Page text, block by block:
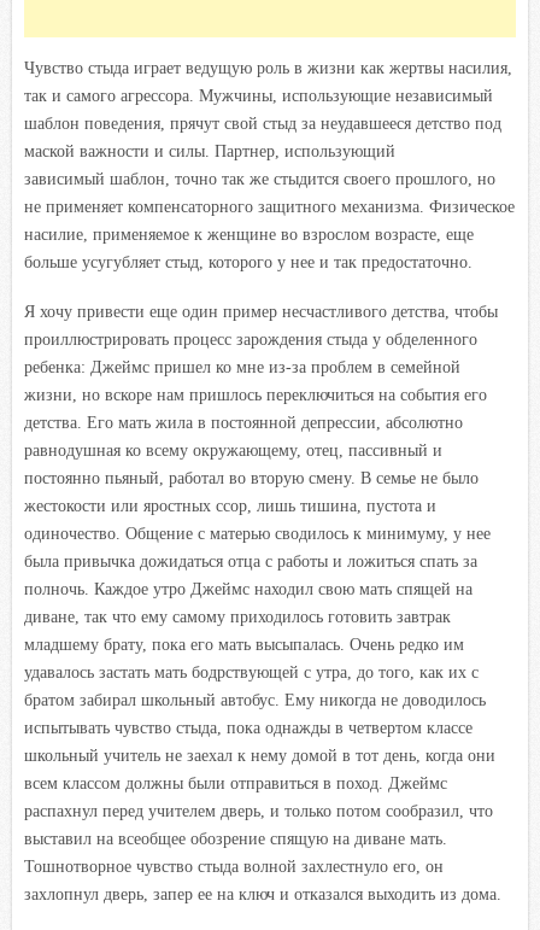
Чувство стыда играет ведущую роль в жизни как жертвы насилия,
так и самого агрессора. Мужчины, использующие независимый
шаблон поведения, прячут свой стыд за неудавшееся детство под
маской важности и силы. Партнер, использующий
зависимый шаблон, точно так же стыдится своего прошлого, но
не применяет компенсаторного защитного механизма. Физическое
насилие, применяемое к женщине во взрослом возрасте, еще
больше усугубляет стыд, которого у нее и так предостаточно.
Я хочу привести еще один пример несчастливого детства, чтобы
проиллюстрировать процесс зарождения стыда у обделенного
ребенка: Джеймс пришел ко мне из-за проблем в семейной
жизни, но вскоре нам пришлось переключиться на события его
детства. Его мать жила в постоянной депрессии, абсолютно
равнодушная ко всему окружающему, отец, пассивный и
постоянно пьяный, работал во вторую смену. В семье не было
жестокости или яростных ссор, лишь тишина, пустота и
одиночество. Общение с матерью сводилось к минимуму, у нее
была привычка дожидаться отца с работы и ложиться спать за
полночь. Каждое утро Джеймс находил свою мать спящей на
диване, так что ему самому приходилось готовить завтрак
младшему брату, пока его мать высыпалась. Очень редко им
удавалось застать мать бодрствующей с утра, до того, как их с
братом забирал школьный автобус. Ему никогда не доводилось
испытывать чувство стыда, пока однажды в четвертом классе
школьный учитель не заехал к нему домой в тот день, когда они
всем классом должны были отправиться в поход. Джеймс
распахнул перед учителем дверь, и только потом сообразил, что
выставил на всеобщее обозрение спящую на диване мать.
Тошнотворное чувство стыда волной захлестнуло его, он
захлопнул дверь, запер ее на ключ и отказался выходить из дома.